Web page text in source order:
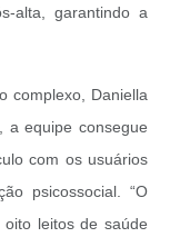
alta, garantindo a
complexo, Daniella
a equipe consegue
com os usuários
psicossocial. “O
leitos de saúde